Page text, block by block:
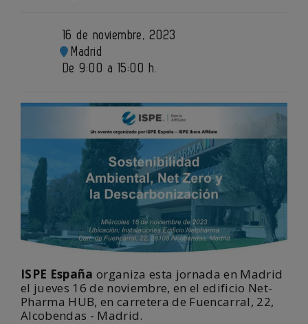
16 de noviembre, 2023
Madrid
De 9:00 a 15:00 h.
ISPE España organiza esta jornada en Madrid
el jueves 16 de noviembre, en el edificio Net-
Pharma HUB, en carretera de Fuencarral, 22,
Alcobendas - Madrid.